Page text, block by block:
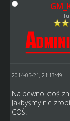
2014-05-21, 21:13:49
Na pewno ktoś
Jakbyśmy nie
COŚ.